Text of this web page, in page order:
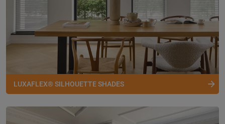
LUXAFLEX® SILHOUETTE SHADES